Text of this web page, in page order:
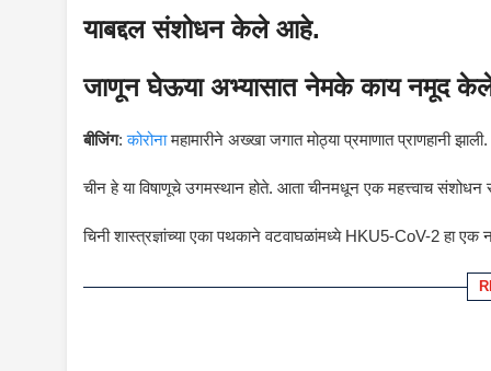
याबद्दल संशोधन केले आहे.
जाणून घेऊया अभ्यासात नेमके काय नमूद
बीजिंग:कोरोनामहामारीने अख्खा जगात मोठ्या प्रमाणात प्राणहानी झाली.
चीन हे या विषाणूचे उगमस्थान होते. आता चीनमधून एक महत्त्वाच
चिनी शास्त्रज्ञांच्या एका पथकाने वटवाघळांमध्ये HKU5-CoV-2 हा एक